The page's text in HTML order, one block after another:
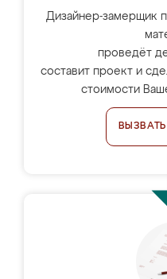
Дизайнер-замерщик
проведёт
составит проект и
стоимости